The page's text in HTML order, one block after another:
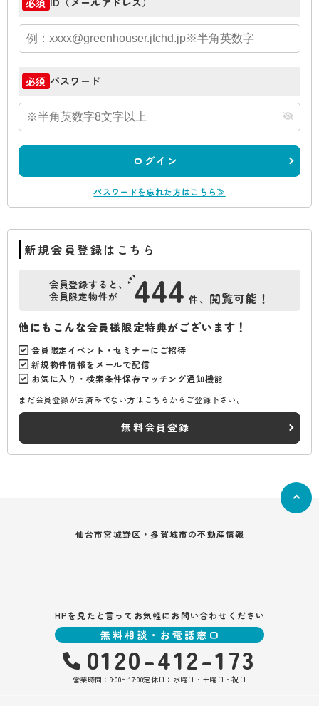
必須 パスワード
ログイン
パスワードを忘れた方はこちら≫
新規会員登録はこちら
会員登録すると、
会員限定物件が
444 件、 閲覧可能！
他にもこんな会員様限定特典がございます！
会員限定イベント・セミナーにご招待
新規物件情報をメールで配信
お気に入り・検索条件保存マッチング通知機能
まだ会員登録がお済みでない方はこちらからご登録下さい。
無料会員登録
仙台市宮城野区・多賀城市の不動産情報
HPを見たと言ってお気軽にお問い合わせください
無料相談・お電話窓口
0120-412-173
営業時間：9:00〜17:00定休日：水曜日・土曜日・祝日